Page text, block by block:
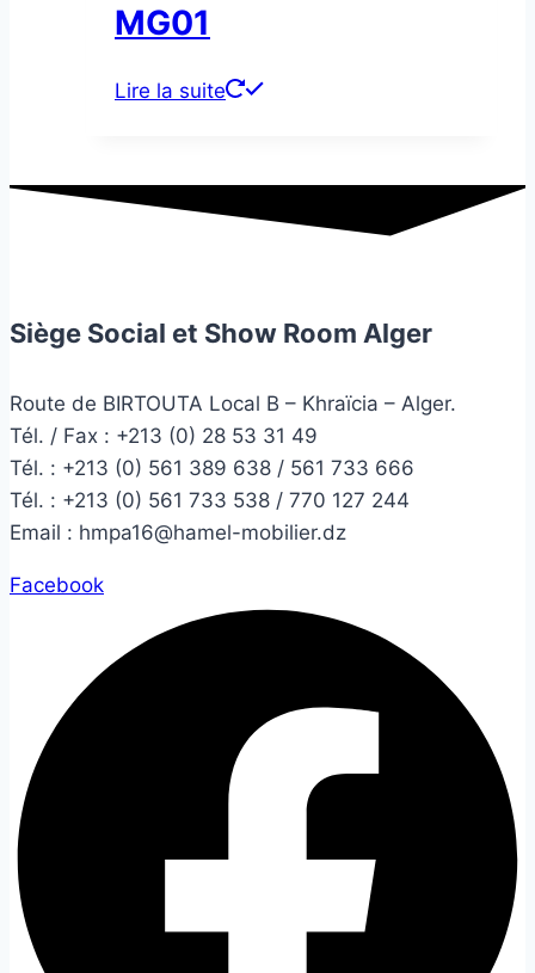
MG01
Lire la suite
Siège Social et Show Room Alger
Route de BIRTOUTA Local B – Khraïcia – Alger.
Tél. / Fax : +213 (0) 28 53 31 49
Tél. : +213 (0) 561 389 638 / 561 733 666
Tél. : +213 (0) 561 733 538 / 770 127 244
Email : hmpa16@hamel-mobilier.dz
Facebook